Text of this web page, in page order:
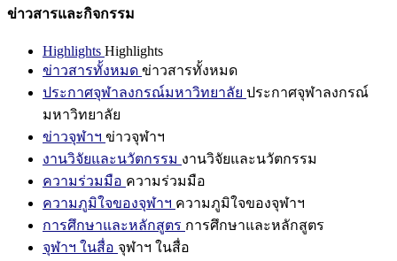
ข่าวสารและกิจกรรม
Highlights Highlights
ข่าวสารทั้งหมด ข่าวสารทั้งหมด
ประกาศจุฬาลงกรณ์มหาวิทยาลัย ประกาศจุฬาลงกรณ์
มหาวิทยาลัย
ข่าวจุฬาฯ ข่าวจุฬาฯ
งานวิจัยและนวัตกรรม งานวิจัยและนวัตกรรม
ความร่วมมือ ความร่วมมือ
ความภูมิใจของจุฬาฯ ความภูมิใจของจุฬาฯ
การศึกษาและหลักสูตร การศึกษาและหลักสูตร
จุฬาฯ ในสื่อ จุฬาฯ ในสื่อ